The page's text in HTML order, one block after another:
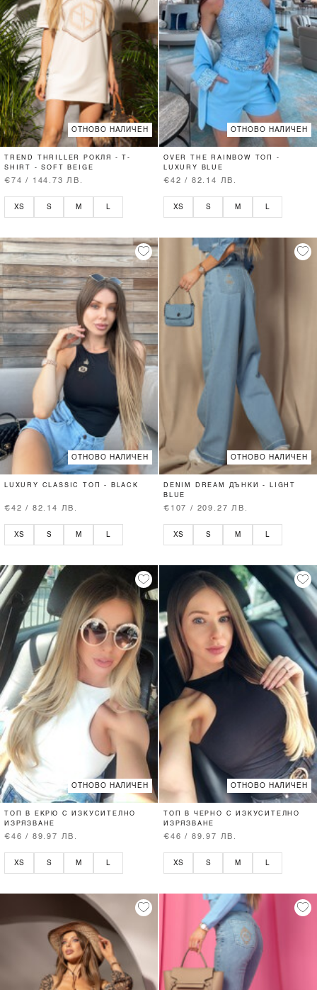
ОТНОВО НАЛИЧЕН
TREND THRILLER РОКЛЯ - T-
SHIRT - SOFT BEIGE
€74 / 144.73 ЛВ.
XS S M
ОТНОВО НАЛИЧЕН
OVER THE RAINBOW ТОП -
LUXURY BLUE
€42 / 82.14 ЛВ.
XS S M
ОТНОВО НАЛИЧЕН
LUXURY CLASSIC ТОП - BLACK
€42 / 82.14 ЛВ.
XS S M L
ОТНОВО НАЛИЧЕН
DENIM DREAM ДЪНКИ - LIGHT
BLUE
€107 / 209.27 ЛВ.
XS S M L
ОТНОВО НАЛИЧЕН
ТОП В ЕКРЮ С ИЗКУСИТЕЛНО
ИЗРЯЗВАНЕ
€46 / 89.97 ЛВ.
XS S M
ОТНОВО НАЛИЧЕН
ТОП В ЧЕРНО С ИЗКУСИТЕЛНО
ИЗРЯЗВАНЕ
€46 / 89.97 ЛВ.
XS S M